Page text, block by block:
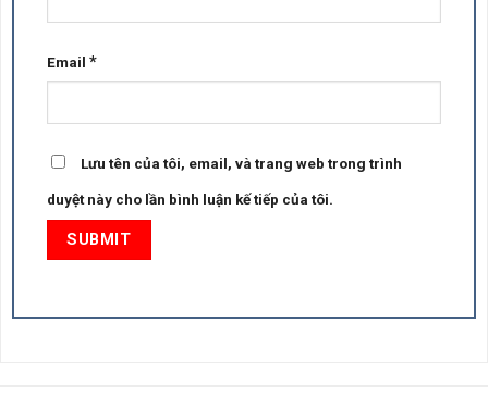
Email *
Lưu tên của tôi, email, và trang web trong trình
duyệt này cho lần bình luận kế tiếp của tôi.